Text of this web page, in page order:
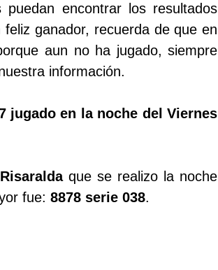
encontrar los resultados
ganador, recuerda de que en
aun no ha jugado, siempre
información.
jugado en la noche del Viernes
que se realizo la noche
fue: 8878 serie 038.